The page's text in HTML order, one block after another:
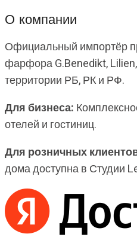
О компании
Официальный импортёр
фарфора G.Benedikt,
территории РБ, РК и РФ.
Для бизнеса:
отелей и гостиниц.
Для розничных
дома доступна в Студии